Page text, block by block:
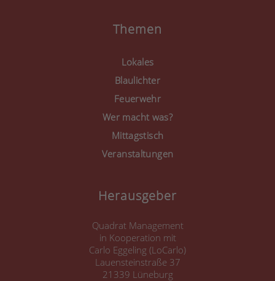
Akzeptieren
Consent Management
Themen
Lokales
Blaulichter
Feuerwehr
Wer macht was?
Mittagstisch
Veranstaltungen
Herausgeber
Quadrat Management
in Kooperation mit
Carlo Eggeling (LoCarlo)
Lauensteinstraße 37
21339 Lüneburg